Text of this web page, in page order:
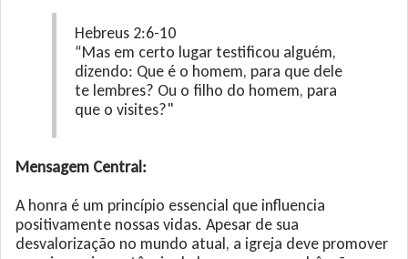
Hebreus 2:6-10
“Mas em certo lugar testificou alguém,
dizendo: Que é o homem, para que dele
te lembres? Ou o filho do homem, para
que o visites?"
Mensagem Central:
A honra é um princípio essencial que influencia
positivamente nossas vidas. Apesar de sua
desvalorização no mundo atual, a igreja deve promover